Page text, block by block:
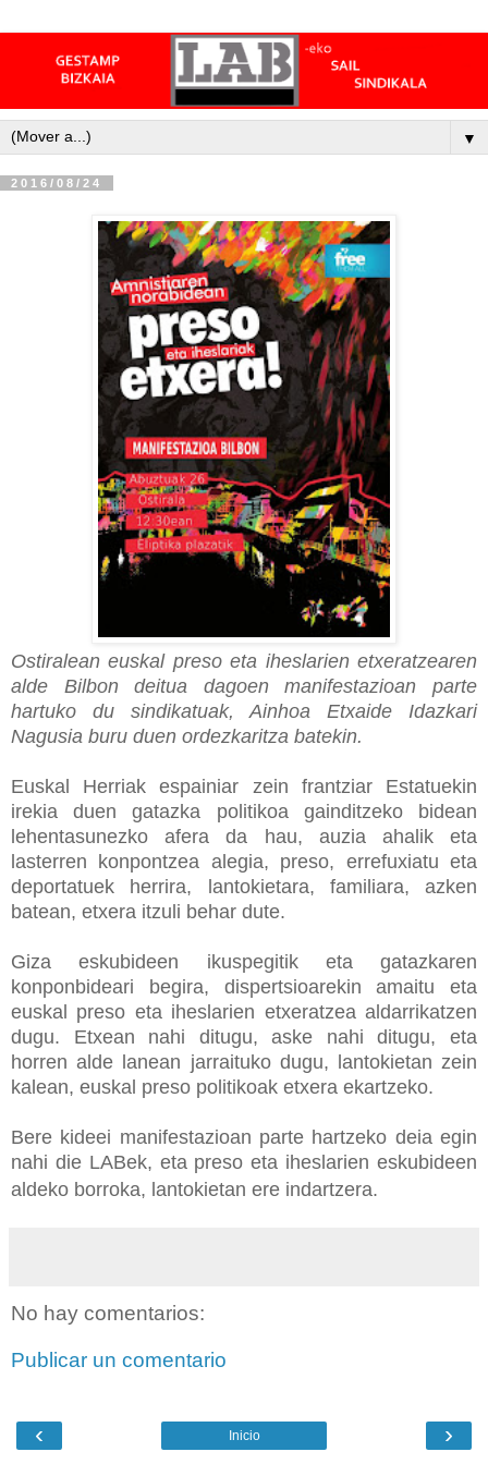
▼
2016/08/24
Ostiralean euskal preso eta iheslarien etxeratzearen
alde Bilbon deitua dagoen manifestazioan parte
hartuko du sindikatuak, Ainhoa Etxaide Idazkari
Nagusia buru duen ordezkaritza batekin.
Euskal Herriak espainiar zein frantziar Estatuekin
irekia duen gatazka politikoa gainditzeko bidean
lehentasunezko afera da hau, auzia ahalik eta
lasterren konpontzea alegia, preso, errefuxiatu eta
deportatuek herrira, lantokietara, familiara, azken
batean, etxera itzuli behar dute.
Giza eskubideen ikuspegitik eta gatazkaren
konponbideari begira, dispertsioarekin amaitu eta
euskal preso eta iheslarien etxeratzea aldarrikatzen
dugu. Etxean nahi ditugu, aske nahi ditugu, eta
horren alde lanean jarraituko dugu, lantokietan zein
kalean, euskal preso politikoak etxera ekartzeko.
Bere kideei manifestazioan parte hartzeko deia egin
nahi die LABek, eta preso eta iheslarien eskubideen
aldeko borroka, lantokietan ere indartzera.
No hay comentarios:
Publicar un comentario
‹ ›
Inicio